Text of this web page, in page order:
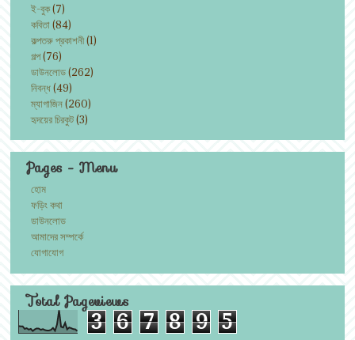
ই-বুক(7)
কবিতা(84)
কল্পতরু প্রকাশনী(1)
গল্প(76)
ডাউনলোড(262)
নিবন্ধ(49)
ম্যাগাজিন(260)
হৃদয়ের চিরকুট(3)
Pages - Menu
হোম
ফড়িং কথা
ডাউনলোড
আমাদের সম্পর্কে
যোগাযোগ
Total Pageviews
3 6 7 8 9 5